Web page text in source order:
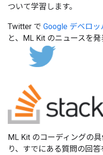
ついて学習します。
Twitter で Google デベロッ
と、ML Kit のニュースを発
ML Kit のコーディングの
り、すでにある質問の回答